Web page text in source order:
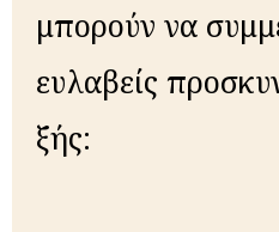
μπο­ρούν να
ευλα­βείς
ξής: